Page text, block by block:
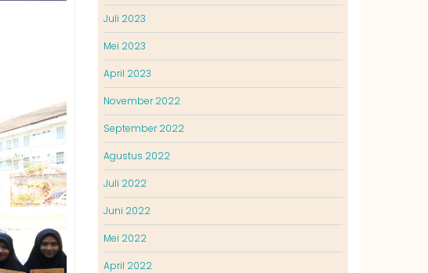
Juli 2023
Mei 2023
April 2023
November 2022
September 2022
Agustus 2022
Juli 2022
Juni 2022
Mei 2022
April 2022